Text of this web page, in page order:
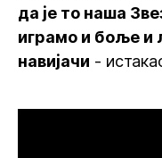
да је то наша
играмо и боље и
навијачи -